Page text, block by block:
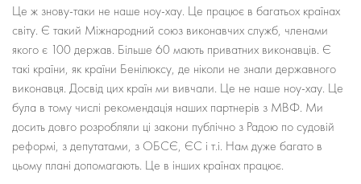
Це ж знову-таки не наше ноу-хау. Це працює в багатьох країнах
світу. Є такий Міжнародний союз виконавчих служб, членами
якого є 100 держав. Більше 60 мають приватних виконавців. Є
такі країни, як країни Бенілюксу, де ніколи не знали державного
виконавця. Досвід цих країн ми вивчали. Це не наше ноу-хау. Це
була в тому числі рекомендація наших партнерів з МВФ. Ми
досить довго розробляли ці закони публічно з Радою по судовій
реформі, з депутатами, з ОБСЄ, ЄС і т.і. Нам дуже багато в
цьому плані допомагають. Це в інших країнах працює.